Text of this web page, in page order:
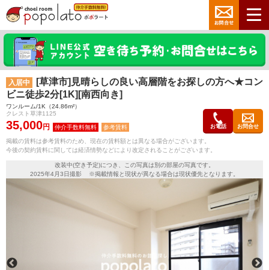
入居中
[草津市]見晴らしの良い高層階をお探しの方へ★コン
ビニ徒歩2分[1K][南西向き]
ワンルーム/1K（24.86m²）
クレスト草津1125
35,000円 参考賃料 お電話 お問合せ
掲載の賃料は参考賃料のため、現在の賃料額とは異なる場合がございます。
今後の契約賃料に関しては経済情勢などにより改定されることがございます。
改装中(空き予定)につき、この写真は別の部屋の写真です。
2025年4月3日撮影 ※掲載情報と現状が異なる場合は現状優先となります。